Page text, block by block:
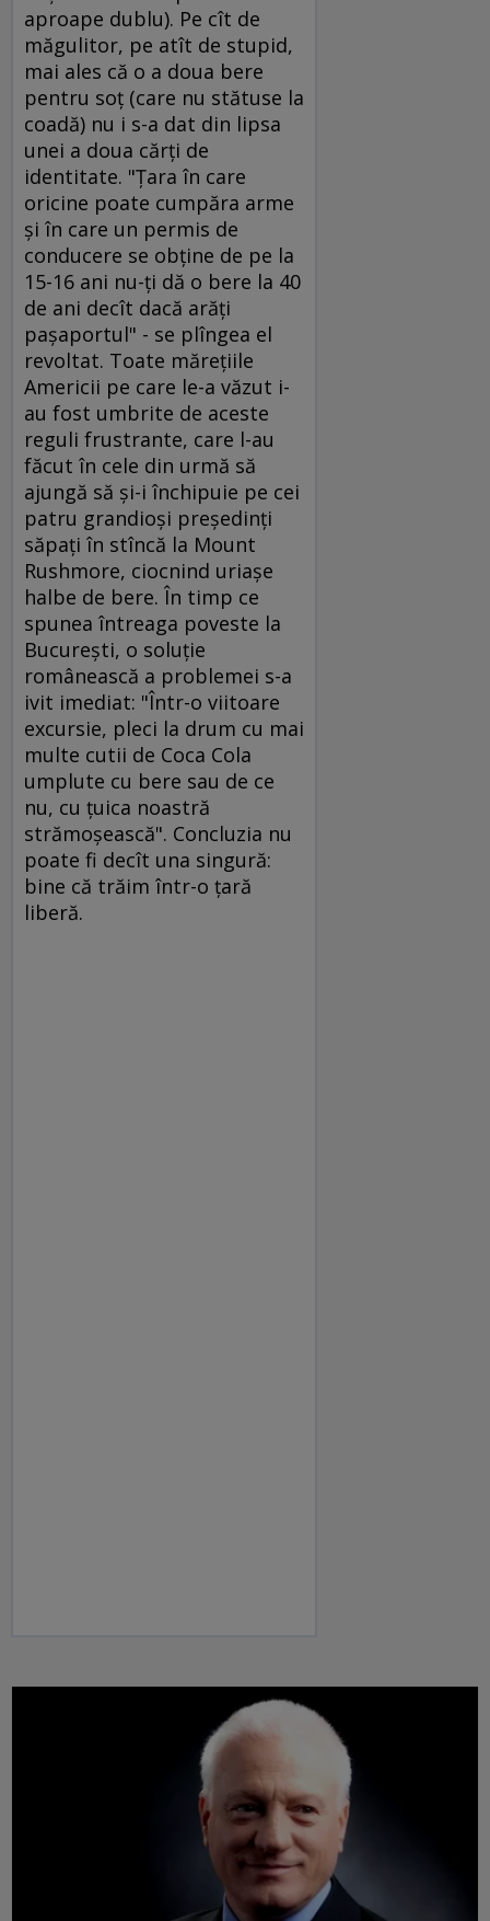
aproape dublu). Pe cît de
măgulitor, pe atît de stupid,
mai ales că o a doua bere
pentru soţ (care nu stătuse la
coadă) nu i s-a dat din lipsa
unei a doua cărţi de
identitate. "Ţara în care
oricine poate cumpăra arme
şi în care un permis de
conducere se obţine de pe la
15-16 ani nu-ţi dă o bere la 40
de ani decît dacă arăţi
paşaportul" - se plîngea el
revoltat. Toate măreţiile
Americii pe care le-a văzut i-
au fost umbrite de aceste
reguli frustrante, care l-au
făcut în cele din urmă să
ajungă să şi-i închipuie pe cei
patru grandioşi preşedinţi
săpaţi în stîncă la Mount
Rushmore, ciocnind uriaşe
halbe de bere. În timp ce
spunea întreaga poveste la
Bucureşti, o soluţie
românească a problemei s-a
ivit imediat: "Într-o viitoare
excursie, pleci la drum cu mai
multe cutii de Coca Cola
umplute cu bere sau de ce
nu, cu ţuica noastră
strămoşească". Concluzia nu
poate fi decît una singură:
bine că trăim într-o ţară
liberă.